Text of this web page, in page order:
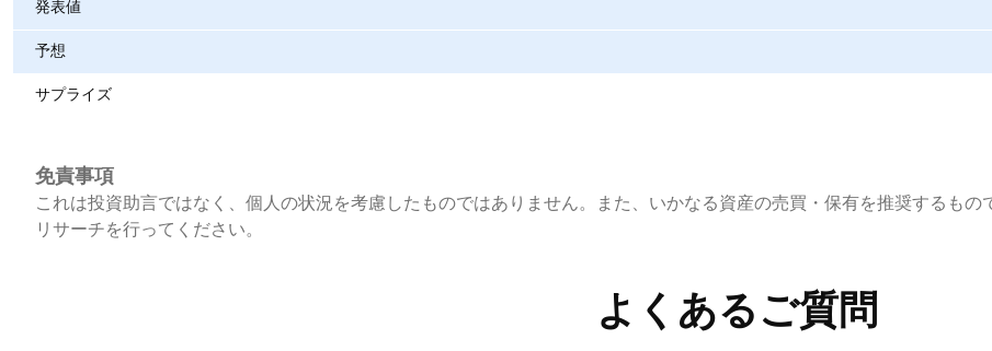
発表値
予想
サプライズ
免責事項
これは投資助言ではなく、個人の状況を考慮したものではありません。また、いかなる資産の売買・保有を推奨するもの
リサーチを行ってください。
よくあるご質問